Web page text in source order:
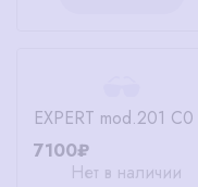
EXPERT mod.201 C0
7100₽
Нет в наличии